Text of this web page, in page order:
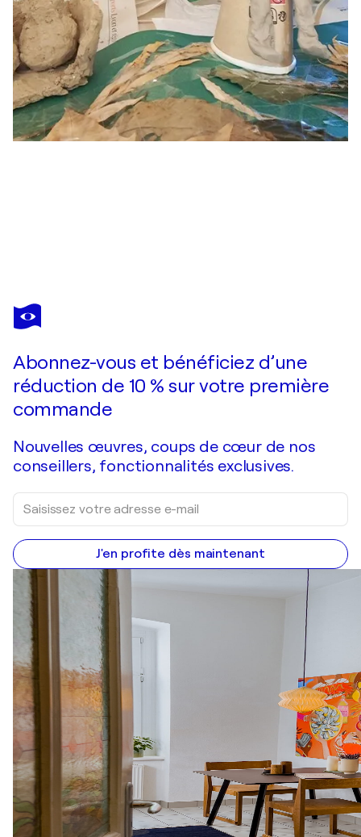
DOMINICK POULAIN
Ours,le chanteur
Abonnez-vous et bénéficiez d’une
réduction de 10 % sur votre première
commande
Nouvelles œuvres, coups de cœur de nos
conseillers, fonctionnalités exclusives.
J'en profite dès maintenant